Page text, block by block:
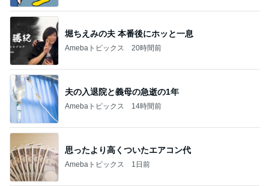
堀ちえみの夫 本番後にホッと一息
Amebaトピックス 20時間前
夫の入退院と義母の急逝の1年
Amebaトピックス 14時間前
思ったより高くついたエアコン代
Amebaトピックス 1日前